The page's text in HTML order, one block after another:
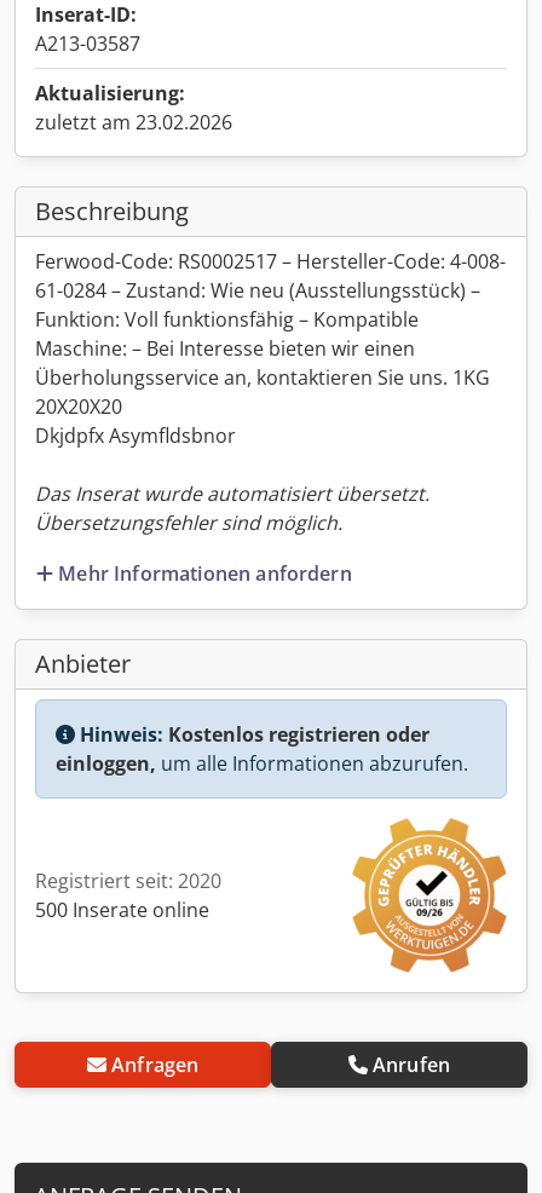
Inserat-ID:
A213-03587
Aktualisierung:
zuletzt am 23.02.2026
Beschreibung
Ferwood-Code: RS0002517 – Hersteller-Code: 4-008-
61-0284 – Zustand: Wie neu (Ausstellungsstück) –
Funktion: Voll funktionsfähig – Kompatible
Maschine: – Bei Interesse bieten wir einen
Überholungsservice an, kontaktieren Sie uns. 1KG
20X20X20
Dkjdpfx Asymfldsbnor
Das Inserat wurde automatisiert übersetzt.
Übersetzungsfehler sind möglich.
Mehr Informationen anfordern
Anbieter
Hinweis: Kostenlos registrieren oder
einloggen, um alle Informationen abzurufen.
Registriert seit: 2020
500 Inserate online
Anfragen Anrufen